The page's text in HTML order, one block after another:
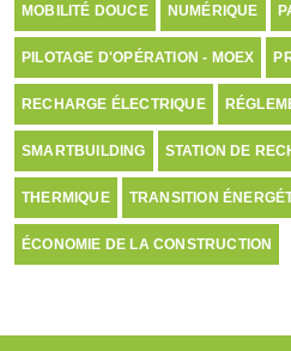
MOBILITÉ DOUCE NUMÉRIQUE
PILOTAGE D'OPÉRATION - MOEX
RECHARGE ÉLECTRIQUE
SMARTBUILDING STATION DE
THERMIQUE TRANSITION
ÉCONOMIE DE LA CONSTRUCTION